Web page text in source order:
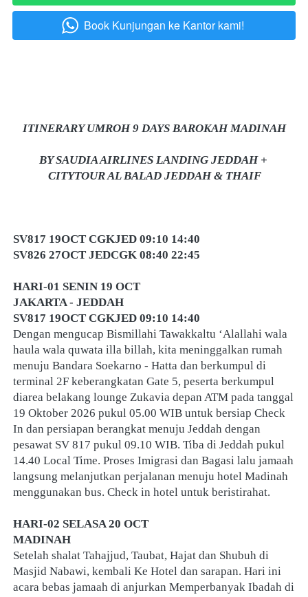
` Book Kunjungan ke Kantor kami!
ITINERARY UMROH 9 DAYS BAROKAH MADINAH
BY SAUDIA AIRLINES LANDING JEDDAH +
CITYTOUR AL BALAD JEDDAH & THAIF
SV817 19OCT CGKJED 09:10 14:40
SV826 27OCT JEDCGK 08:40 22:45
HARI-01 SENIN 19 OCT
JAKARTA - JEDDAH
SV817 19OCT CGKJED 09:10 14:40
Dengan mengucap Bismillahi Tawakkaltu ‘Alallahi wala
haula wala quwata illa billah, kita meninggalkan rumah
menuju Bandara Soekarno - Hatta dan berkumpul di
terminal 2F keberangkatan Gate 5, peserta berkumpul
diarea belakang lounge Zukavia depan ATM pada tanggal
19 Oktober 2026 pukul 05.00 WIB untuk bersiap Check
In dan persiapan berangkat menuju Jeddah dengan
pesawat SV 817 pukul 09.10 WIB. Tiba di Jeddah pukul
14.40 Local Time. Proses Imigrasi dan Bagasi lalu jamaah
langsung melanjutkan perjalanan menuju hotel Madinah
menggunakan bus. Check in hotel untuk beristirahat.
HARI-02 SELASA 20 OCT
MADINAH
Setelah shalat Tahajjud, Taubat, Hajat dan Shubuh di
Masjid Nabawi, kembali Ke Hotel dan sarapan. Hari ini
acara bebas jamaah di anjurkan Memperbanyak Ibadah di